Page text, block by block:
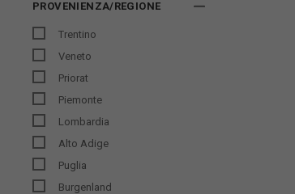
PROVENIENZA/REGIONE
Trentino
Veneto
Priorat
Piemonte
Lombardia
Alto Adige
Puglia
Burgenland